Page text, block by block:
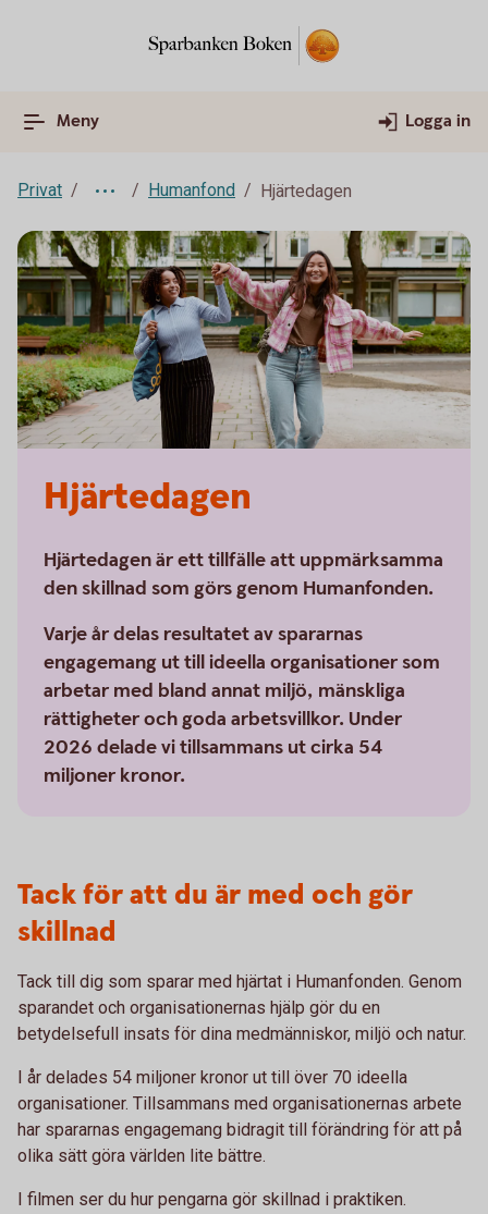
Meny Logga in
Privat Humanfond Hjärtedagen
Hjärtedagen
Hjärtedagen är ett tillfälle att uppmärksamma
den skillnad som görs genom Humanfonden.
Varje år delas resultatet av spararnas
engagemang ut till ideella organisationer som
arbetar med bland annat miljö, mänskliga
rättigheter och goda arbetsvillkor. Under
2026 delade vi tillsammans ut cirka 54
miljoner kronor.
Tack för att du är med och gör
skillnad
Tack till dig som sparar med hjärtat i Humanfonden. Genom
sparandet och organisationernas hjälp gör du en
betydelsefull insats för dina medmänniskor, miljö och natur.
I år delades 54 miljoner kronor ut till över 70 ideella
organisationer. Tillsammans med organisationernas arbete
har spararnas engagemang bidragit till förändring för att på
olika sätt göra världen lite bättre.
I filmen ser du hur pengarna gör skillnad i praktiken.